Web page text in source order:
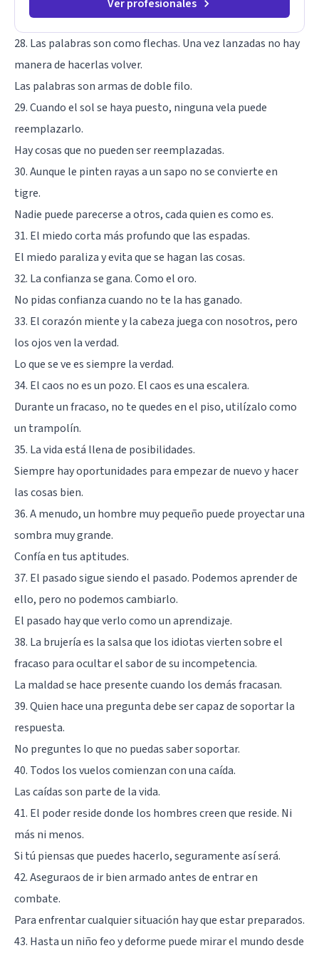
Ver profesionales
28. Las palabras son como flechas. Una vez lanzadas no hay
manera de hacerlas volver.
Las palabras son armas de doble filo.
29. Cuando el sol se haya puesto, ninguna vela puede
reemplazarlo.
Hay cosas que no pueden ser reemplazadas.
30. Aunque le pinten rayas a un sapo no se convierte en
tigre.
Nadie puede parecerse a otros, cada quien es como es.
31. El miedo corta más profundo que las espadas.
El miedo paraliza y evita que se hagan las cosas.
32. La confianza se gana. Como el oro.
No pidas confianza cuando no te la has ganado.
33. El corazón miente y la cabeza juega con nosotros, pero
los ojos ven la verdad.
Lo que se ve es siempre la verdad.
34. El caos no es un pozo. El caos es una escalera.
Durante un fracaso, no te quedes en el piso, utilízalo como
un trampolín.
35. La vida está llena de posibilidades.
Siempre hay oportunidades para empezar de nuevo y hacer
las cosas bien.
36. A menudo, un hombre muy pequeño puede proyectar una
sombra muy grande.
Confía en tus aptitudes.
37. El pasado sigue siendo el pasado. Podemos aprender de
ello, pero no podemos cambiarlo.
El pasado hay que verlo como un aprendizaje.
38. La brujería es la salsa que los idiotas vierten sobre el
fracaso para ocultar el sabor de su incompetencia.
La maldad se hace presente cuando los demás fracasan.
39. Quien hace una pregunta debe ser capaz de soportar la
respuesta.
No preguntes lo que no puedas saber soportar.
40. Todos los vuelos comienzan con una caída.
Las caídas son parte de la vida.
41. El poder reside donde los hombres creen que reside. Ni
más ni menos.
Si tú piensas que puedes hacerlo, seguramente así será.
42. Aseguraos de ir bien armado antes de entrar en
combate.
Para enfrentar cualquier situación hay que estar preparados.
43. Hasta un niño feo y deforme puede mirar el mundo desde